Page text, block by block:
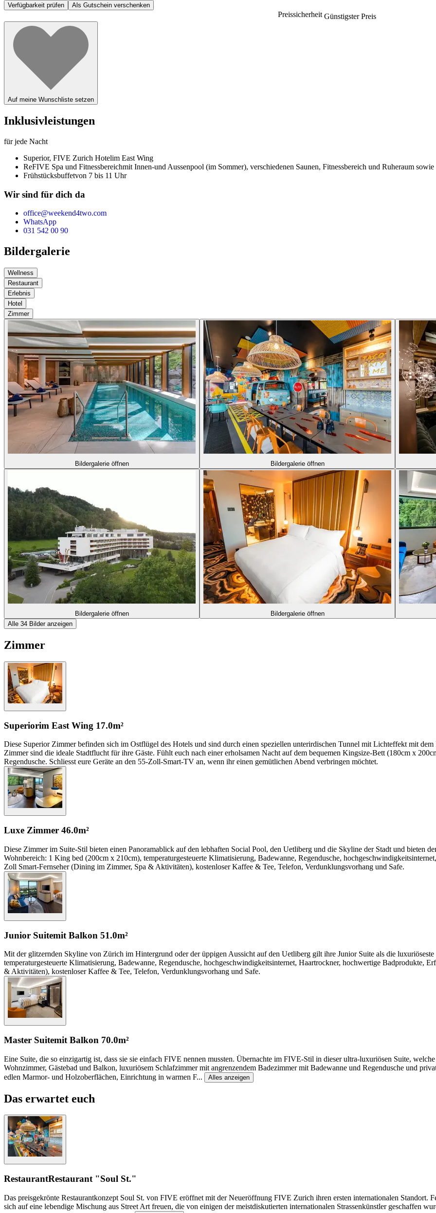
Verfügbarkeit prüfen Als Gutschein verschenken
Preissicherheit Günstigster Preis
Auf meine Wunschliste setzen
Inklusivleistungen
für jede Nacht
Superior, FIVE Zurich Hotelim East Wing
ReFIVE Spa und Fitnessbereichmit Innen-und Aussenpool (im Sommer), verschiedenen Saunen, Fitnessbereich und Ruheraum
Frühstücksbuffetvon 7 bis 11 Uhr
Wir sind für dich da
office@weekend4two.com
WhatsApp
031 542 00 90
Bildergalerie
Wellness
Restaurant
Erlebnis
Hotel
Zimmer
Bildergalerie öffnen Bildergalerie öffnen
Bildergalerie öffnen
Bildergalerie öffnen
Alle 34 Bilder anzeigen
Zimmer
Superiorim East Wing 17.0m²
Diese Superior Zimmer befinden sich im Ostflügel des Hotels und sind durch einen speziellen unterirdischen Tunnel mit Lichteffekt mit
Zimmer sind die ideale Stadtflucht für ihre Gäste. Fühlt euch nach einer erholsamen Nacht auf dem bequemen Kingsize-Bett (180cm x
Regendusche. Schliesst eure Geräte an den 55-Zoll-Smart-TV an, wenn ihr einen gemütlichen Abend verbringen möchtet.
Luxe Zimmer 46.0m²
Diese Zimmer im Suite-Stil bieten einen Panoramablick auf den lebhaften Social Pool, den Uetliberg und die Skyline der Stadt und bieten
Wohnbereich: 1 King bed (200cm x 210cm), temperaturgesteuerte Klimatisierung, Badewanne, Regendusche,
Zoll Smart-Fernseher (Dining im Zimmer, Spa & Aktivitäten), kostenloser Kaffee & Tee, Telefon, Verdunklungsvorhang und Safe.
Junior Suitemit Balkon 51.0m²
Mit der glitzernden Skyline von Zürich im Hintergrund oder der üppigen Aussicht auf den Uetliberg gilt ihre Junior Suite als die
temperaturgesteuerte Klimatisierung, Badewanne, Regendusche, hochgeschwindigkeitsinternet, Haartrockner, hochwertige Badprodukte,
& Aktivitäten), kostenloser Kaffee & Tee, Telefon, Verdunklungsvorhang und Safe.
Master Suitemit Balkon 70.0m²
Eine Suite, die so einzigartig ist, dass sie sie einfach FIVE nennen mussten. Übernachte im FIVE-Stil in dieser ultra-luxuriösen Suite,
Wohnzimmer, Gästebad und Balkon, luxuriösem Schlafzimmer mit angrenzendem Badezimmer mit Badewanne und Regendusche und
edlen Marmor- und Holzoberflächen, Einrichtung in warmen F... Alles anzeigen
Das erwartet euch
RestaurantRestaurant "Soul St."
Das preisgekrönte Restaurantkonzept Soul St. von FIVE eröffnet mit der Neueröffnung FIVE Zurich ihren ersten internationalen Standort.
sich auf eine lebendige Mischung aus Street Art freuen, die von einigen der meistdiskutierten internationalen Strassenkünstler geschaffen